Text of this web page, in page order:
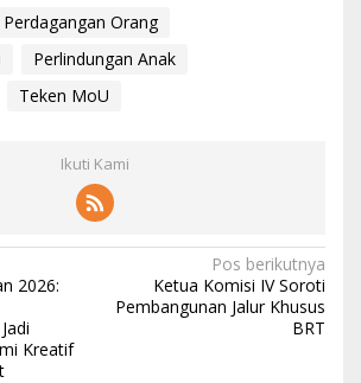
Orang
Perlindungan Anak
Teken MoU
Ikuti Kami
2026:
Kreatif
Pos berikutnya
Ketua Komisi IV Soroti
Pembangunan Jalur Khusus
BRT